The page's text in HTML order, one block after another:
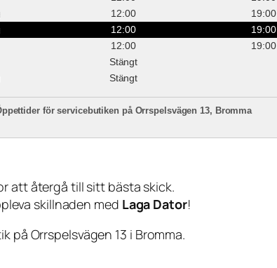
12:00
19:00
12:00
19:00
12:00
19:00
Stängt
Stängt
för servicebutiken på Orrspelsvägen 13, Bromma
att återgå till sitt bästa skick.
skillnaden med Laga Dator!
på Orrspelsvägen 13 i Bromma.